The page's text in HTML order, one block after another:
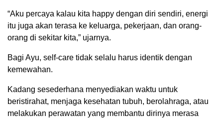
“Aku percaya kalau kita happy dengan diri sendiri, energi
itu juga akan terasa ke keluarga, pekerjaan, dan orang-
orang di sekitar kita,” ujarnya.
Bagi Ayu, self-care tidak selalu harus identik dengan
kemewahan.
Kadang sesederhana menyediakan waktu untuk
beristirahat, menjaga kesehatan tubuh, berolahraga, atau
melakukan perawatan yang membantu dirinya merasa